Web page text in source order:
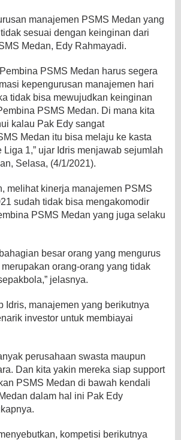
manajemen PSMS Medan yang
sesuai dengan keinginan dari
Medan, Edy Rahmayadi.
PSMS Medan harus segera
kepengurusan manajemen hari
tidak bisa mewujudkan keinginan
PSMS Medan. Di mana kita
kalau Pak Edy sangat
Medan itu bisa melaju ke kasta
Liga 1,” ujar Idris menjawab sejumlah
Selasa, (4/1/2021).
melihat kinerja manajemen PSMS
sudah tidak bisa mengakomodir
PSMS Medan yang juga selaku
besar orang yang mengurus
orang-orang yang tidak
jelasnya.
Idris, manajemen yang berikutnya
investor untuk membiayai
perusahaan swasta maupun
Dan kita yakin mereka siap support
PSMS Medan di bawah kendali
dalam hal ini Pak Edy
kompetisi berikutnya